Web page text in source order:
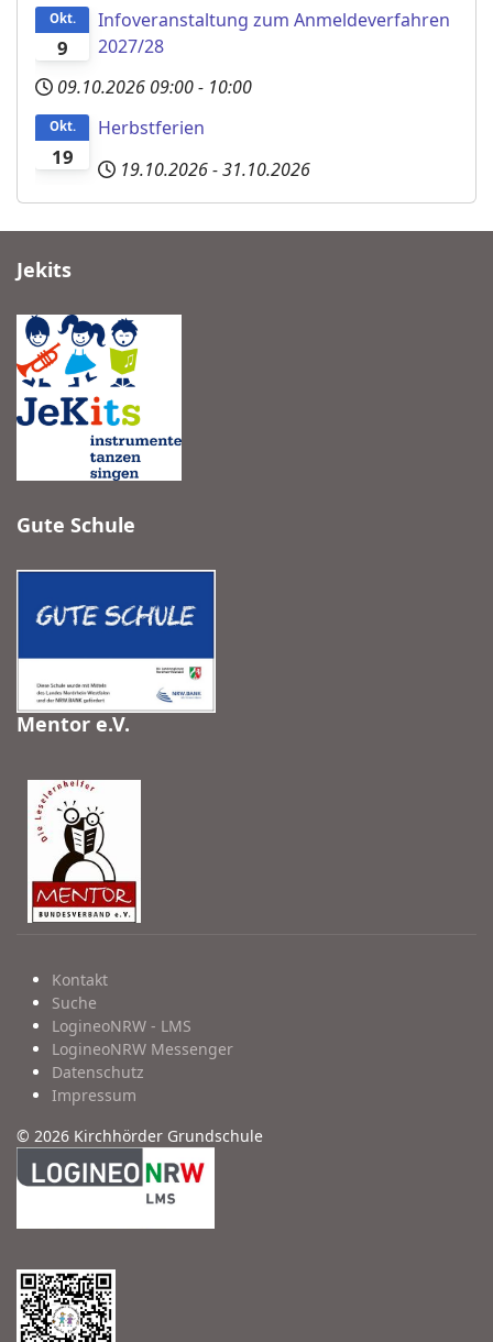
9
Okt.
Infoveranstaltung zum Anmeldeverfahren
2027/28
09.10.2026 09:00- 10:00
19
Okt.
Herbstferien
19.10.2026-31.10.2026
Jekits
Gute Schule
Mentor e.V.
Kontakt
Suche
LogineoNRW - LMS
LogineoNRW Messenger
Datenschutz
Impressum
© 2026 Kirchhörder Grundschule